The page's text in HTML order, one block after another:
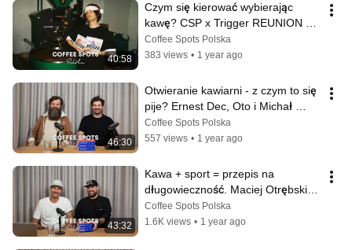
40:58
Czym się kierować wybierając
kawę? CSP x Trigger REUNION z
Krzyśkiem z Maćkiem
Coffee Spots Polska
383 views • 1 year ago
46:30
Otwieranie kawiarni - z czym to się
pije? Ernest Dec, Oto i Michał
Ciupiński, Błysk
Coffee Spots Polska
557 views • 1 year ago
43:32
Kawa + sport = przepis na
długowieczność. Maciej Otrębski,
Swords i Piotr Głodek, Coffee Race
Coffee Spots Polska
1.6K views • 1 year ago